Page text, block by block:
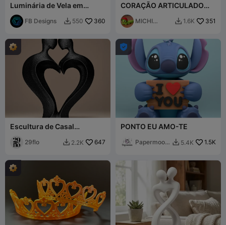
Luminária de Vela em
Forma de Coração
FB Designs  550 360
CORAÇÃO ARTICULADO
DIA DOS NAMORADOS -
CORAÇÃO FLEXY
MICHI
 1.6K 351
Escultura de Casal
29flo  2.2K 647

PONTO EU AMO-TE
Papermoon
 5.4K 1.5K